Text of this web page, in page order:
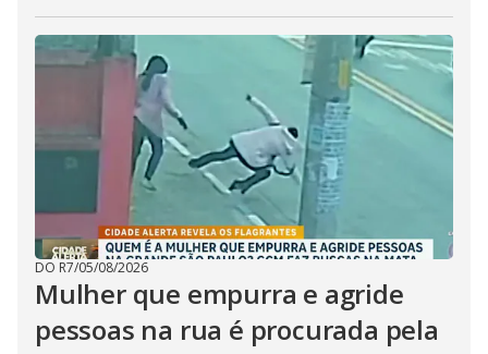
DO R7/05/08/2026
Mulher que empurra e agride
pessoas na rua é procurada pela